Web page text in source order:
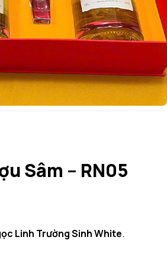
Sâm – RN05
Linh Trường Sinh White.